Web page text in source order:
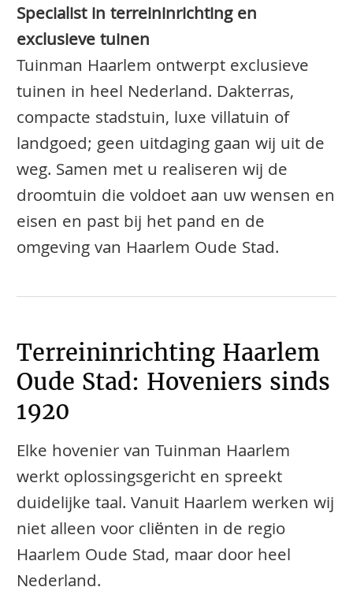
Specialist in terreininrichting en
exclusieve tuinen
Tuinman Haarlem ontwerpt exclusieve
tuinen in heel Nederland. Dakterras,
compacte stadstuin, luxe villatuin of
landgoed; geen uitdaging gaan wij uit de
weg. Samen met u realiseren wij de
droomtuin die voldoet aan uw wensen en
eisen en past bij het pand en de
omgeving van Haarlem Oude Stad.
Terreininrichting Haarlem
Oude Stad: Hoveniers sinds
1920
Elke hovenier van Tuinman Haarlem
werkt oplossingsgericht en spreekt
duidelijke taal. Vanuit Haarlem werken wij
niet alleen voor cliënten in de regio
Haarlem Oude Stad, maar door heel
Nederland.